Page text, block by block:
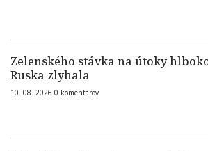
Zelenského stávka na útoky
Ruska zlyhala
10. 08. 2026 0 komentárov